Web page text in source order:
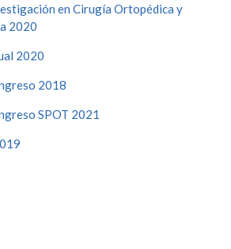
en Cirugía Ortopédica y
2020
2020
2018
SPOT 2021